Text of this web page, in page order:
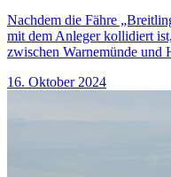
Nachdem die Fähre
mit dem Anleger kollidiert
zwischen Warnemünde und
16. Oktober 2024